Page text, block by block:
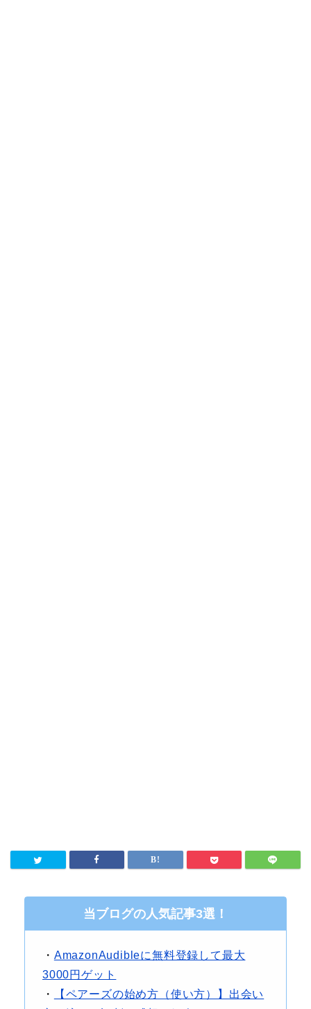
当ブログの人気記事3選！
・ AmazonAudibleに無料登録して最大
3000円ゲット
・
【ペアーズの始め方（使い方）】出会い